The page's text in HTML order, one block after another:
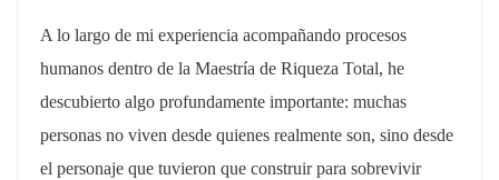
A lo largo de mi experiencia acompañando procesos
humanos dentro de la Maestría de Riqueza Total, he
descubierto algo profundamente importante: muchas
personas no viven desde quienes realmente son, sino desde
el personaje que tuvieron que construir para sobrevivir